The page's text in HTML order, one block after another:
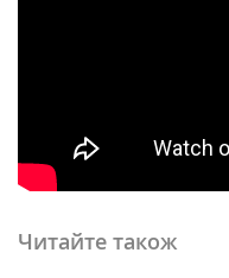
Читайте також